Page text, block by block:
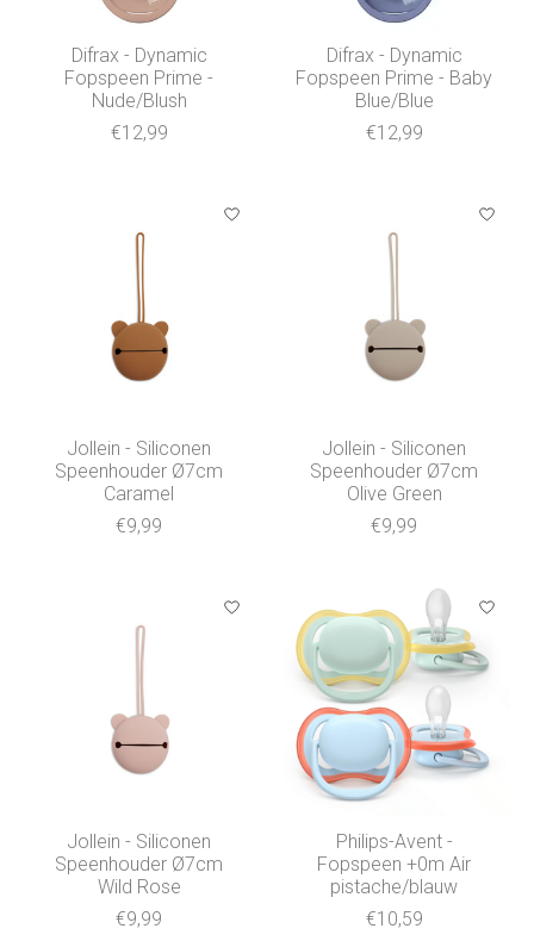
Difrax - Dynamic
Fopspeen Prime -
Nude/Blush
€12,99
Difrax - Dynamic
Fopspeen Prime - Baby
Blue/Blue
€12,99
Jollein - Siliconen
Speenhouder Ø7cm
Caramel
€9,99
Jollein - Siliconen
Speenhouder Ø7cm
Olive Green
€9,99
Jollein - Siliconen
Speenhouder Ø7cm
Wild Rose
€9,99
Philips-Avent -
Fopspeen +0m Air
pistache/blauw
€10,59